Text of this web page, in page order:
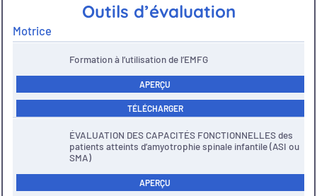
Outils d’évaluation
Motrice
Formation à l’utilisation de l’EMFG
APERÇU
TÉLÉCHARGER
ÉVALUATION DES CAPACITÉS FONCTIONNELLES des
patients atteints d’amyotrophie spinale infantile (ASI ou
SMA)
APERÇU